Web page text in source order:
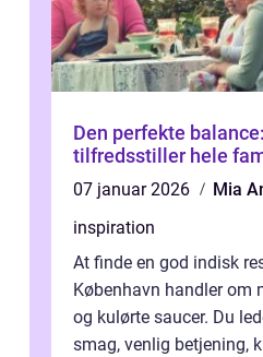
Den perfekte
tilfredsstiller hele
07 januar 2026
Mia
inspiration
At finde en god indisk
København handler om
og kulørte saucer. Du
smag, venlig betjening,